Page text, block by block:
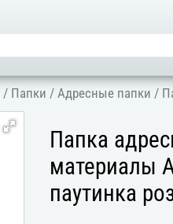
/ Папки /Адресные папки /
Папка
материалы
паутинка